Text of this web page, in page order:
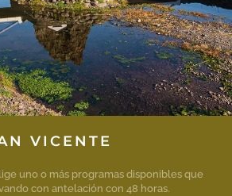
VICENTE
uno o más programas disponibles que
con antelación con 48 horas.